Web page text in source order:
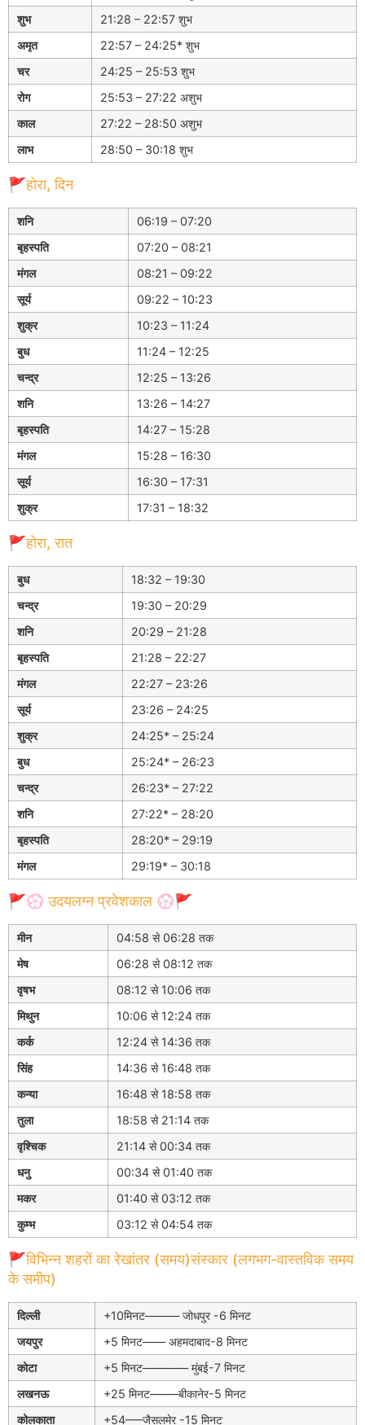
शुभ
21:28 – 22:57 शुभ
अमृत
22:57 – 24:25* शुभ
चर
24:25 – 25:53 शुभ
रोग
25:53 – 27:22 अशुभ
काल
27:22 – 28:50 अशुभ
लाभ
28:50 – 30:18 शुभ
🚩होरा, दिन
शनि
06:19 – 07:20
बृहस्पति
07:20 – 08:21
मंगल
08:21 – 09:22
सूर्य
09:22 – 10:23
शुक्र
10:23 – 11:24
बुध
11:24 – 12:25
चन्द्र
12:25 – 13:26
शनि
13:26 – 14:27
बृहस्पति
14:27 – 15:28
मंगल
15:28 – 16:30
सूर्य
16:30 – 17:31
शुक्र
17:31 – 18:32
🚩होरा, रात
बुध
18:32 – 19:30
चन्द्र
19:30 – 20:29
शनि
20:29 – 21:28
बृहस्पति
21:28 – 22:27
मंगल
22:27 – 23:26
सूर्य
23:26 – 24:25
शुक्र
24:25* – 25:24
बुध
25:24* – 26:23
चन्द्र
26:23* – 27:22
शनि
27:22* – 28:20
बृहस्पति
28:20* – 29:19
मंगल
29:19* – 30:18
🚩💮 उदयलग्न प्रवेशकाल 💮🚩
मीन
04:58 से 06:28 तक
मेष
06:28 से 08:12 तक
वृषभ
08:12 से 10:06 तक
मिथुन
10:06 से 12:24 तक
कर्क
12:24 से 14:36 तक
सिंह
14:36 से 16:48 तक
कन्या
16:48 से 18:58 तक
तुला
18:58 से 21:14 तक
वृश्चिक
21:14 से 00:34 तक
धनु
00:34 से 01:40 तक
मकर
01:40 से 03:12 तक
कुम्भ
03:12 से 04:54 तक
🚩विभिन्न शहरों का रेखांतर (समय)संस्कार (लगभग-वास्तविक समय
के समीप)
दिल्ली
+10मिनट——— जोधपुर -6 मिनट
जयपुर
+5 मिनट—— अहमदाबाद-8 मिनट
कोटा
+5 मिनट———— मुंबई-7 मिनट
लखनऊ
+25 मिनट——–बीकानेर-5 मिनट
कोलकाता
+54—–जैसलमेर -15 मिनट